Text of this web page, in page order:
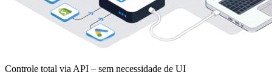
Controle total via API – sem necessidade de UI